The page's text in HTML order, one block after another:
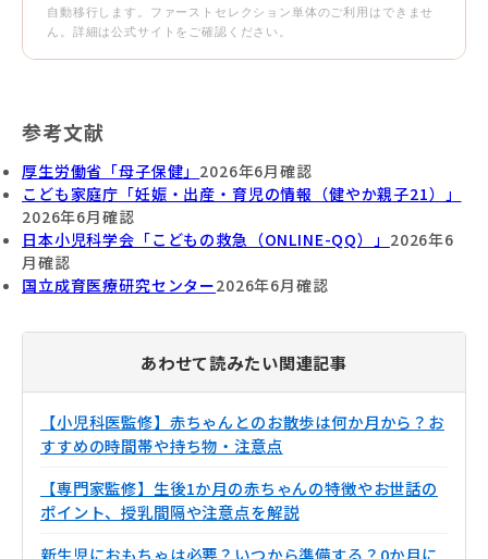
自動移行します。ファーストセレクション単体のご利用はできませ
ん。詳細は公式サイトをご確認ください。
参考文献
厚生労働省「母子保健」 2026年6月確認
こども家庭庁「妊娠・出産・育児の情報（健やか親子21）」
2026年6月確認
日本小児科学会「こどもの救急（ONLINE-QQ）」 2026年6
月確認
国立成育医療研究センター2026年6月確認
あわせて読みたい関連記事
【小児科医監修】赤ちゃんとのお散歩は何か月から？お
すすめの時間帯や持ち物・注意点
【専門家監修】生後1か月の赤ちゃんの特徴やお世話の
ポイント、授乳間隔や注意点を解説
新生児におもちゃは必要？いつから準備する？0か月に